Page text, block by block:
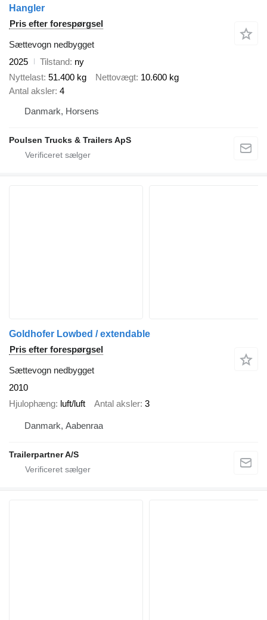
Hangler
Pris efter forespørgsel
Sættevogn nedbygget
2025
Tilstand ny
Nyttelast 51.400 kg Nettovægt 10.600 kg
Antal aksler 4
Danmark, Horsens
Poulsen Trucks & Trailers ApS
Goldhofer Lowbed / extendable
Pris efter forespørgsel
Sættevogn nedbygget
2010
Hjulophæng luft/luft Antal aksler 3
Danmark, Aabenraa
Trailerpartner A/S